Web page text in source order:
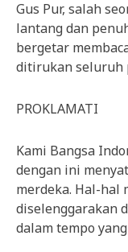
Gus Pur, salah
lantang dan
bergetar
ditirukan seluruh
PROKLAMATI
Kami Bangsa
dengan ini
merdeka. Hal-hal
diselenggarakan
dalam tempo